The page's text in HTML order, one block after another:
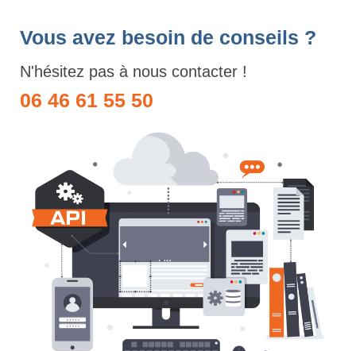
Vous avez besoin de conseils ?
N'hésitez pas à nous contacter !
06 46 61 55 50